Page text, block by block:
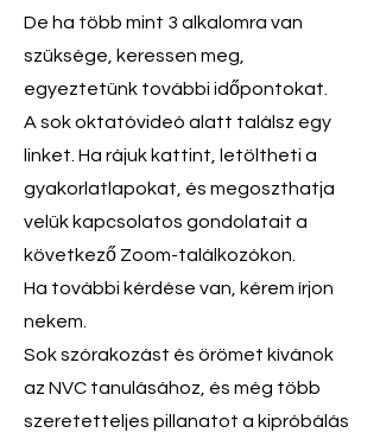
De ha több mint 3 alkalomra van
szüksége, keressen meg,
egyeztetünk további időpontokat.
A sok oktatóvideó alatt találsz egy
linket. Ha rájuk kattint, letöltheti a
gyakorlatlapokat, és megoszthatja
velük kapcsolatos gondolatait a
következő Zoom-találkozókon.
Ha további kérdése van, kérem írjon
nekem.
Sok szórakozást és örömet kívánok
az NVC tanulásához, és még több
szeretetteljes pillanatot a kipróbálás